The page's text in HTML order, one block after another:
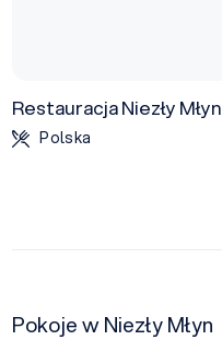
Restauracja Niezły Młyn
Polska
Pokoje w Niezły Młyn